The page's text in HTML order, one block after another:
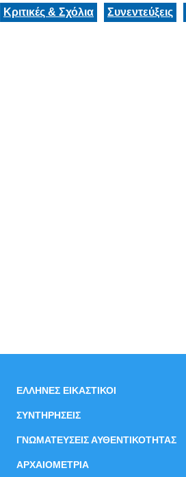
Κριτικές & Σχόλια Συνεντεύξεις
ΕΛΛΗΝΕΣ ΕΙΚΑΣΤΙΚΟΙ
ΣΥΝΤΗΡΗΣΕΙΣ
ΓΝΩΜΑΤΕΥΣΕΙΣ ΑΥΘΕΝΤΙΚΟΤΗΤΑΣ
ΑΡΧΑΙΟΜΕΤΡΙΑ